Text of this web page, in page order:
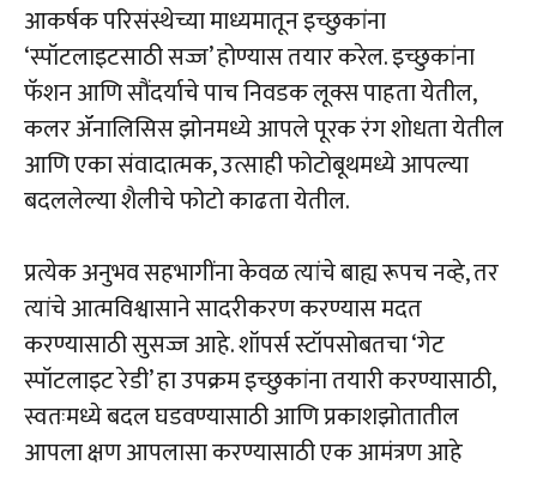
आकर्षक परिसंस्थेच्या माध्यमातून इच्छुकांना
‘स्पॉटलाइटसाठी सज्ज’ होण्यास तयार करेल. इच्छुकांना
फॅशन आणि सौंदर्याचे पाच निवडक लूक्स पाहता येतील,
कलर ॲनालिसिस झोनमध्ये आपले पूरक रंग शोधता येतील
आणि एका संवादात्मक, उत्साही फोटोबूथमध्ये आपल्या
बदललेल्या शैलीचे फोटो काढता येतील.
प्रत्येक अनुभव सहभागींना केवळ त्यांचे बाह्य रूपच नव्हे, तर
त्यांचे आत्मविश्वासाने सादरीकरण करण्यास मदत
करण्यासाठी सुसज्ज आहे. शॉपर्स स्टॉपसोबतचा ‘गेट
स्पॉटलाइट रेडी’ हा उपक्रम इच्छुकांना तयारी करण्यासाठी,
स्वतःमध्ये बदल घडवण्यासाठी आणि प्रकाशझोतातील
आपला क्षण आपलासा करण्यासाठी एक आमंत्रण आहे